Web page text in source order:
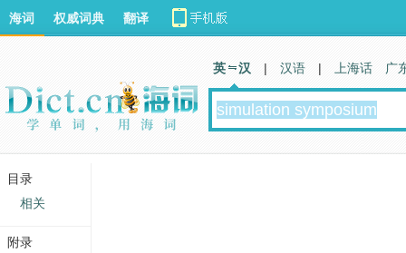
海词 权威词典 翻译
英 汉 | 汉语 | 上海话 广
目录
相关
附录